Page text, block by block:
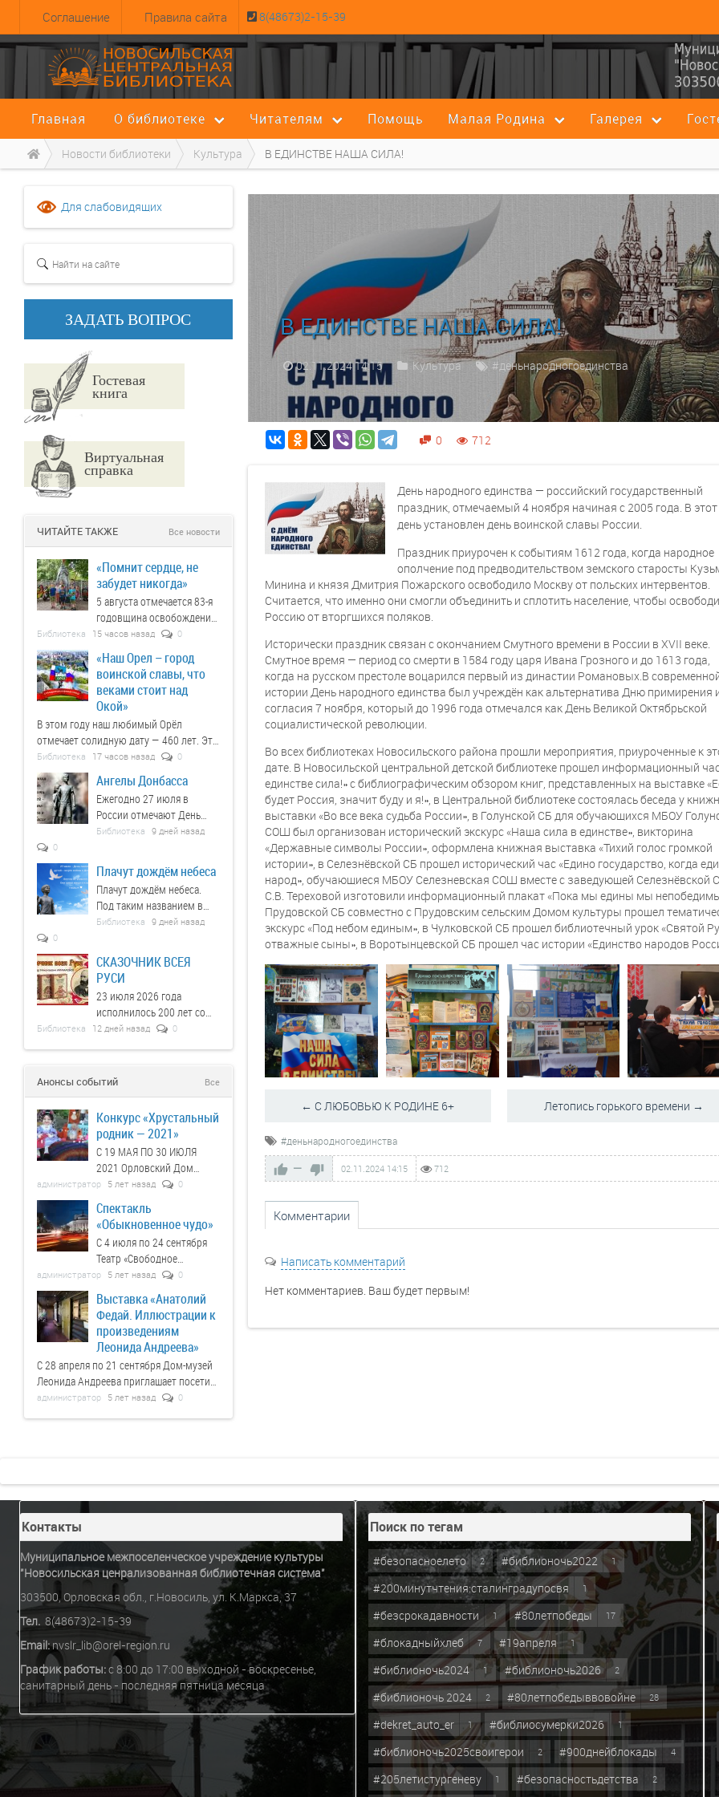
Cоглашение Правила сайта 8(48673)2-15-39
Главная О библиотеке Читателям Помощь Малая Родина Галерея
Новости библиотеки Культура В ЕДИНСТВЕ НАША СИЛА!
В ЕДИНСТВЕ НАША СИЛА!
02.11.202414:15 Культура #деньнародногоединства
0 712
День народного единства — российский государственный
праздник, отмечаемый 4 ноября начиная с 2005 года. В этот
день установлен день воинской славы России.
Праздник приурочен к событиям 1612 года, когда народное
ополчение под предводительством земского старосты
Минина и князя Дмитрия Пожарского освободило Москву от польских интервентов.
Считается, что именно они смогли объединить и сплотить население, чтобы
Россию от вторгшихся поляков.
Исторически праздник связан с окончанием Смутного времени в России в XVII веке.
Смутное время — период со смерти в 1584 году царя Ивана Грозного и до 1613 года,
когда на русском престоле воцарился первый из династии Романовых.В
истории День народного единства был учреждён как альтернатива Дню примирения
согласия 7 ноября, который до 1996 года отмечался как День Великой Октябрьской
социалистической революции.
Во всех библиотеках Новосильского района прошли мероприятия, приуроченные к
дате. В Новосильской центральной детской библиотеке прошел информационный
единстве сила!» с библиографическим обзором книг, представленных на выставке
будет Россия, значит буду и я!», в Центральной библиотеке состоялась беседа у
выставки «Во все века судьба России», в Голунской СБ для обучающихся МБОУ
СОШ был организован исторический экскурс «Наша сила в единстве», викторина
«Державные символы России», оформлена книжная выставка «Тихий голос громкой
истории», в Селезнёвской СБ прошел исторический час «Едино государство, когда
народ», обучающиеся МБОУ Селезневская СОШ вместе с заведующей Селезнёвской
С.В. Тереховой изготовили информационный плакат «Пока мы едины мы
Прудовской СБ совместно с Прудовским сельским Домом культуры прошел
экскурс «Под небом единым», в Чулковской СБ прошел библиотечный урок «Святой
отважные сыны», в Воротынцевской СБ прошел час истории «Единство народов
← С ЛЮБОВЬЮ К РОДИНЕ 6+ Летопись горького времени →
#деньнародногоединства
— 02.11.2024 14:15 712
Комментарии
Написать комментарий
Нет комментариев. Ваш будет первым!
Для слабовидящих
ЗАДАТЬ ВОПРОС
Гостевая
книга
Виртуальная
справка
ЧИТАЙТЕ ТАКЖЕ Все новости
«Помнит сердце, не
забудет никогда»
5 августа отмечается 83-я
годовщина освобождения
города Орла и Орловской
области от немецко
фашистских захватчиков.
Эта дата — повод ещё раз
вспомнить о великом
подвиге нашего народа и
отдать дань уважения тем,
кто ценой своей жизни
защищал Родину.
Библиотека 15 часов назад 0
«Наш Орел – город
воинской славы, что
веками стоит над
Окой»
В этом году наш любимый Орёл
отмечает солидную дату — 460 лет. Это
не просто цифра в календаре, это живая
летопись, в которой переплелись
судьбы, события и великие имена, а
героическое прошлое встречается с
энергией современности.
Библиотека 17 часов назад 0
Ангелы Донбасса
Ежегодно 27 июля в
России отмечают День
памяти детей — жертв
Библиотека 9 дней назад
0
Плачут дождём небеса
Плачут дождём небеса.
Под таким названием в
Чулковской сельской
памяти.
Библиотека 9 дней назад
0
СКАЗОЧНИК ВСЕЯ
РУСИ
23 июля 2026 года
исполнилось 200 лет со
дня рождения Александра
выдающегося русского
этнографа, посвятившего
свою жизнь сохранению
богатейшего наследия
русского народа.
Библиотека 12 дней назад 0
Анонсы событий Все
Конкурс «Хрустальный
родник — 2021»
С 19 МАЯ ПО 30 ИЮЛЯ
2021 Орловский Дом
литераторов ведет прием
заявок на участие в
конкурсе.
администратор 5 лет назад 0
Спектакль
«Обыкновенное чудо»
С 4 июля по 24 сентября
Театр «Свободное
пространство» приглашает
на спектакль.
администратор 5 лет назад 0
Выставка «Анатолий
Федай. Иллюстрации к
произведениям
Леонида Андреева»
С 28 апреля по 21 сентября Дом-музей
Леонида Андреева приглашает посетить
выставку.
администратор 5 лет назад 0
Контакты
Муниципальное межпоселенческое учреждение культуры
"Новосильская ценрализованная библиотечная система"
303500, Орловская обл., г.Новосиль, ул. К.Маркса, 37
Тел. 8(48673)2-15-39
Email:nvslr_lib@orel-region.ru
График работы:c 8:00 до 17:00 выходной - воскресенье,
санитарный день - последняя пятница месяца
Поиск по тегам
#безопасноелето 2 #библионочь2022 1
#200минутчтения:сталинградупосвя 1
#безсрокадавности 1 #80летпобеды 17
#блокадныйхлеб 7 #19апреля 1
#библионочь2024 1 #библионочь2026 2
#библионочь 2024 2 #80летпобедыввовойне 28
#dekret_auto_er 1 #библиосумерки2026 1
#библионочь2025своигерои 2 #900днейблокады 4
#205летистургеневу 1 #безопасностьдетства 2